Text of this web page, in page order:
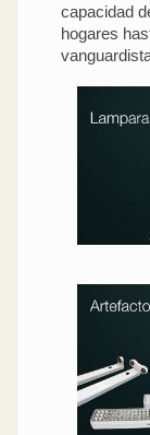
capacidad
hogares